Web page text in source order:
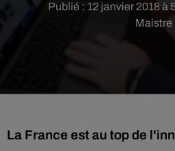
Publié : 12 janvier 2018 à
Maistre
La France est au top de